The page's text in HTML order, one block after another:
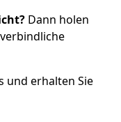
Dann holen
und erhalten Sie